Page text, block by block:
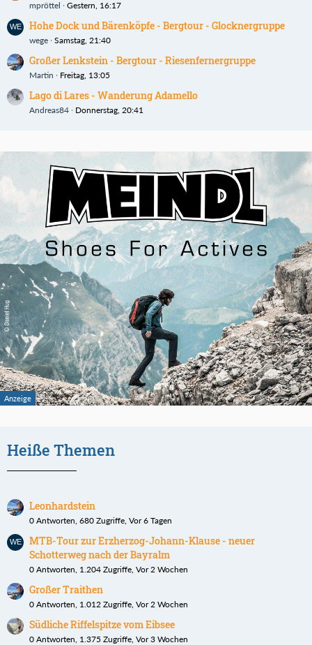
mpröttel Gestern, 16:17
Hohe Dock und Bärenköpfe - Bergtour - Glocknergruppe
wege Samstag, 21:40
Großer Lenkstein - Bergtour - Riesenfernergruppe
Martin Freitag, 13:05
Lago di Lares - Wanderung Adamello
Andreas84 Donnerstag, 20:41
Heiße Themen
Leonhardstein
0 Antworten, 680 Zugriffe, Vor 6 Tagen
MTB-Tour zur Erzherzog-Johann-Klause - neuer
Schotterweg nach der Bayralm
0 Antworten, 1.204 Zugriffe, Vor 2 Wochen
Großer Traithen
0 Antworten, 1.012 Zugriffe, Vor 2 Wochen
Südliche Riffelspitze vom Eibsee
0 Antworten, 1.375 Zugriffe, Vor 3 Wochen